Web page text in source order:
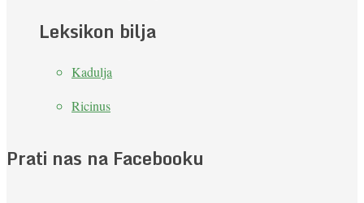
Leksikon bilja
Kadulja
Ricinus
Prati nas na Facebooku